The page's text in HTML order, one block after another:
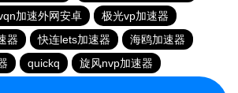
加速外网安卓
极光vp加速器
器
快连lets加速器
海鸥加速器
quickq
旋风nvp加速器